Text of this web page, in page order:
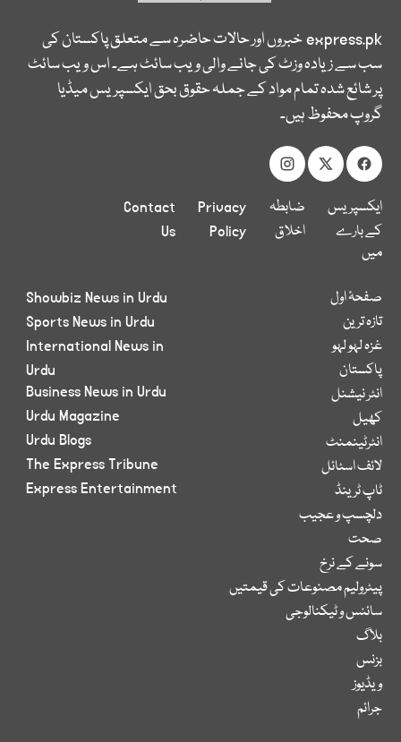
express.pkخبروں اور حالات حاضرہ سے متعلق پاکستان کی
سب سے زیادہ وزٹ کی جانے والی ویب سائٹ ہے۔ اس ویب سائٹ
پر شائع شدہ تمام مواد کے جملہ حقوق بحق ایکسپریس میڈیا
گروپ محفوظ ہیں۔
ایکسپریس
کے بارے
میں
ضابطہ
اخلاق
Privacy
Policy
Contact
Us
صفحۂ اول
تازہ ترین
غزہ لہو لہو
پاکستان
انٹر نیشنل
کھیل
انٹرٹینمنٹ
لائف اسٹائل
ٹاپ ٹرینڈ
دلچسپ و عجیب
صحت
سونے کے نرخ
پیٹرولیم مصنوعات کی قیمتیں
سائنس و ٹیکنالوجی
بلاگ
بزنس
ویڈیوز
جرائم
Showbiz News in Urdu
Sports News in Urdu
International News in
Urdu
Business News in Urdu
Urdu Magazine
Urdu Blogs
The Express Tribune
Express Entertainment